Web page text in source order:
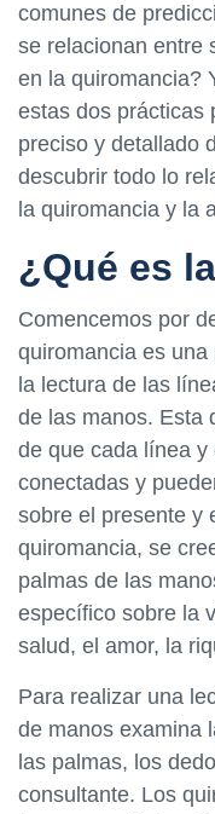
comunes de
se relacionan entre
en la quiromancia?
estas dos prácticas
preciso y detallado
descubrir todo lo
la quiromancia y la
¿Qué es
Comencemos por
quiromancia es
la lectura de las
de las manos. Esta
de que cada línea y
conectadas y
sobre el presente y
quiromancia, se
palmas de las
específico sobre la
salud, el amor, la
Para realizar una
de manos examina
las palmas, los
consultante. Los